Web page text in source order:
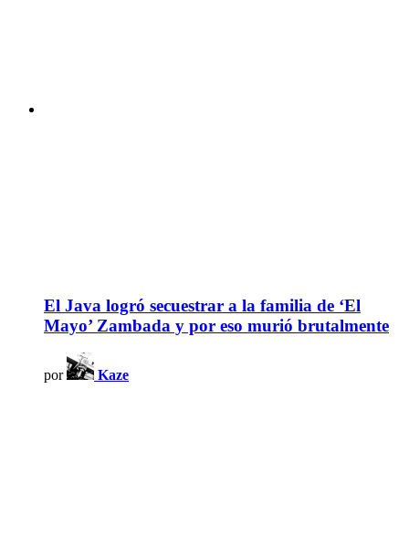
El Java logró secuestrar a la familia de ‘El
Mayo’ Zambada y por eso murió brutalmente
por Kaze